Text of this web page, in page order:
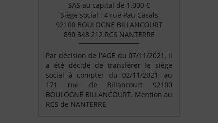
SAS au capital de 1.000 €
Siège social : 4 rue Pau Casals
92100 BOULOGNE BILLANCOURT
890 348 212 RCS NANTERRE
Par décision de l'AGE du 07/11/2021, il
a été décidé de transférer le siège
social à compter du 02/11/2021, au
171 rue de Billancourt 92100
BOULOGNE BILLANCOURT. Mention au
RCS de NANTERRE